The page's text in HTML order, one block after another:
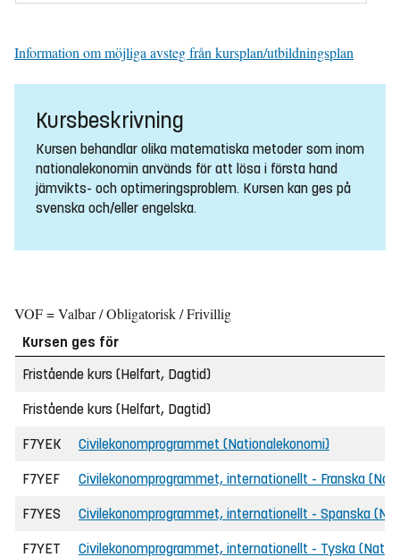
Information om möjliga avsteg från kursplan/utbildningsplan
Kursbeskrivning
Kursen behandlar olika matematiska metoder som inom
nationalekonomin används för att lösa i första hand
jämvikts- och optimeringsproblem. Kursen kan ges på
svenska och/eller engelska.
VOF = Valbar / Obligatorisk / Frivillig
Kursen ges för
Fristående kurs (Helfart, Dagtid)
Fristående kurs (Helfart, Dagtid)
F7YEK Civilekonomprogrammet (Nationalekonomi)
F7YEF Civilekonomprogrammet, internationellt - Franska
F7YES Civilekonomprogrammet, internationellt - Spanska
F7YET Civilekonomprogrammet, internationellt - Tyska